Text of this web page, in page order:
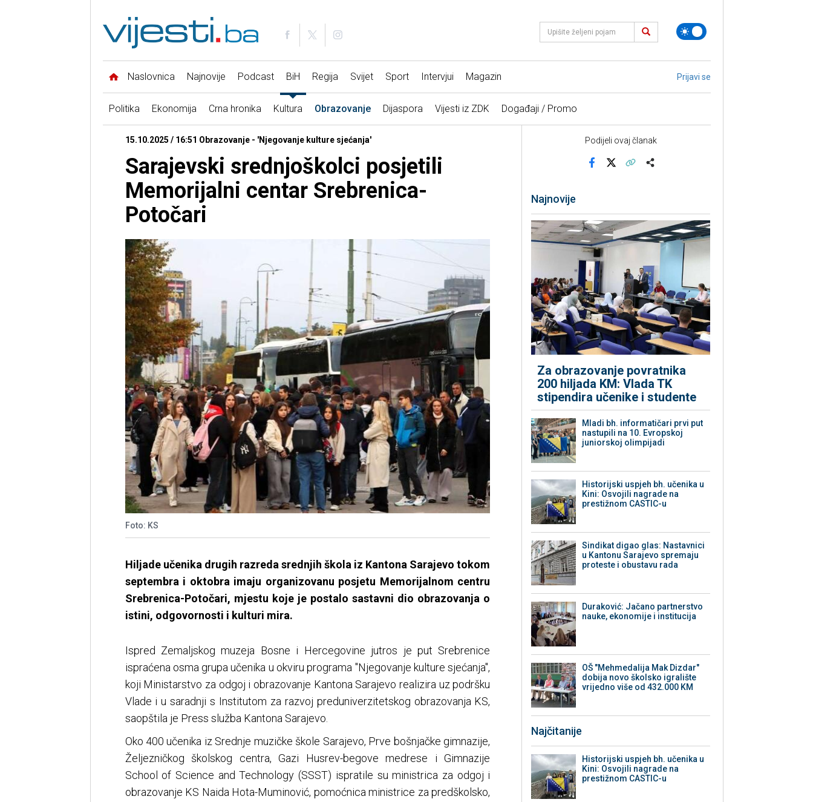
Naslovnica Najnovije Podcast BiH Regija Svijet Sport Intervjui Magazin Prijavi se
Politika Ekonomija Crna hronika Kultura Obrazovanje Dijaspora Vijesti iz ZDK Događaji / Promo
15.10.2025 / 16:51 Obrazovanje - 'Njegovanje kulture sjećanja'
Sarajevski srednjoškolci posjetili
Memorijalni centar Srebrenica-
Potočari
Foto: KS
Hiljade učenika drugih razreda srednjih škola iz Kantona Sarajevo tokom
septembra i oktobra imaju organizovanu posjetu Memorijalnom centru
Srebrenica-Potočari, mjestu koje je postalo sastavni dio obrazovanja o
istini, odgovornosti i kulturi mira.
Ispred Zemaljskog muzeja Bosne i Hercegovine jutros je put Srebrenice
ispraćena osma grupa učenika u okviru programa "Njegovanje kulture sjećanja",
koji Ministarstvo za odgoj i obrazovanje Kantona Sarajevo realizira uz podršku
Vlade i u saradnji s Institutom za razvoj preduniverzitetskog obrazovanja KS,
saopštila je Press služba Kantona Sarajevo.
Oko 400 učenika iz Srednje muzičke škole Sarajevo, Prve bošnjačke gimnazije,
Željezničkog školskog centra, Gazi Husrev-begove medrese i Gimnazije
School of Science and Technology (SSST) ispratile su ministrica za odgoj i
obrazovanje KS Naida Hota-Muminović, pomoćnica ministrice za predškolsko,
Podijeli ovaj članak
Najnovije
Za obrazovanje povratnika
200 hiljada KM: Vlada TK
stipendira učenike i studente
Mladi bh. informatičari prvi put
nastupili na 10. Evropskoj
juniorskoj olimpijadi
Historijski uspjeh bh. učenika u
Kini: Osvojili nagrade na
prestižnom CASTIC-u
Sindikat digao glas: Nastavnici
u Kantonu Sarajevo spremaju
proteste i obustavu rada
Duraković: Jačano partnerstvo
nauke, ekonomije i institucija
OŠ "Mehmedalija Mak Dizdar"
dobija novo školsko igralište
vrijedno više od 432.000 KM
Najčitanije
Historijski uspjeh bh. učenika u
Kini: Osvojili nagrade na
prestižnom CASTIC-u